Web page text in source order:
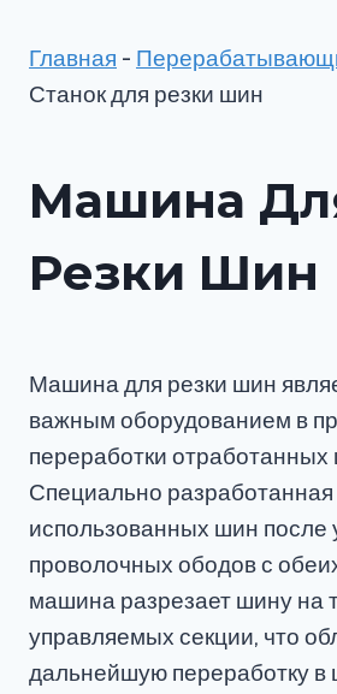
Главная -
Станок для резки шин
Машина
Резки Шин
Машина для резки шин
важным оборудованием в
переработки отработанных
Специально разработанная
использованных шин после
проволочных ободов с
машина разрезает шину на
управляемых секции, что
дальнейшую переработку в